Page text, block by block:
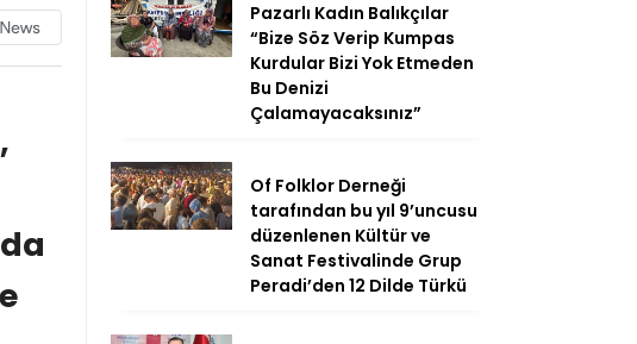
Pazarlı Kadın Balıkçılar
“Bize Söz Verip Kumpas
Kurdular Bizi Yok Etmeden
Bu Denizi
Çalamayacaksınız”
Of Folklor Derneği
tarafından bu yıl 9’uncusu
düzenlenen Kültür ve
Sanat Festivalinde Grup
Peradi’den 12 Dilde Türkü